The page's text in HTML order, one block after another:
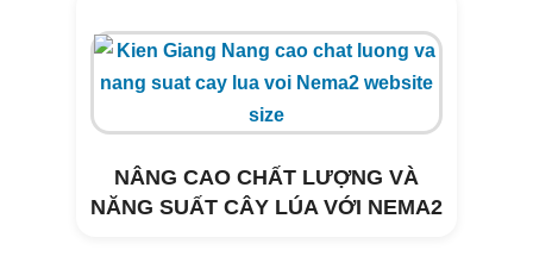
NÂNG CAO CHẤT LƯỢNG VÀ
NĂNG SUẤT CÂY LÚA VỚI NEMA2